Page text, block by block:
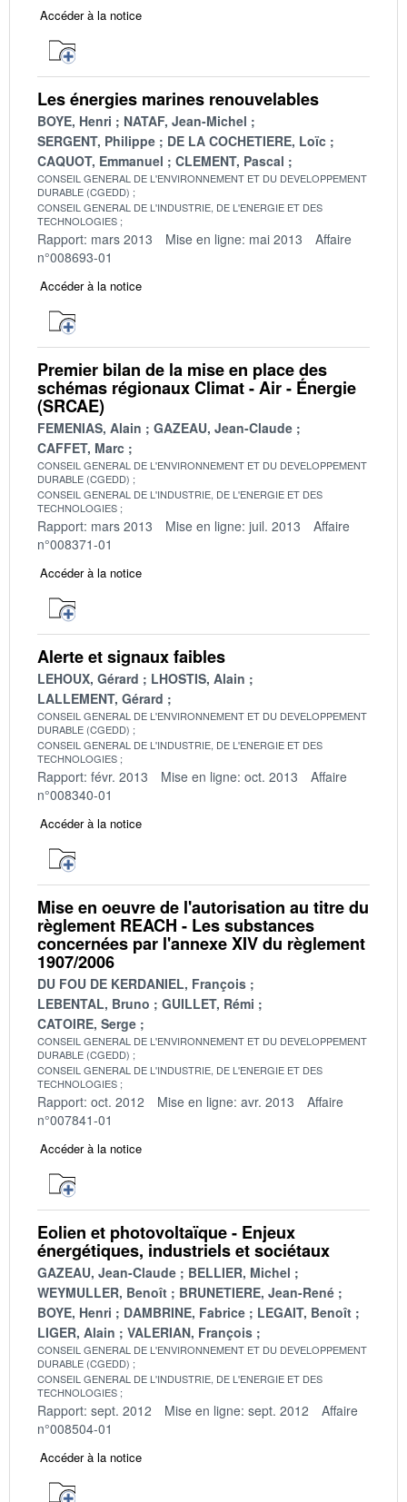
Accéder à la notice
Les énergies marines renouvelables
BOYE, Henri
NATAF, Jean-Michel
SERGENT, Philippe
DE LA COCHETIERE, Loïc
CAQUOT, Emmanuel
CLEMENT, Pascal
CONSEIL GENERAL DE L'ENVIRONNEMENT ET DU DEVELOPPEMENT
DURABLE (CGEDD)
CONSEIL GENERAL DE L'INDUSTRIE, DE L'ENERGIE ET DES
TECHNOLOGIES
Rapport: mars 2013 Mise en ligne: mai 2013
Affaire
n°008693-01
Accéder à la notice
Premier bilan de la mise en place des
schémas régionaux Climat - Air - Énergie
(SRCAE)
FEMENIAS, Alain
GAZEAU, Jean-Claude
CAFFET, Marc
CONSEIL GENERAL DE L'ENVIRONNEMENT ET DU DEVELOPPEMENT
DURABLE (CGEDD)
CONSEIL GENERAL DE L'INDUSTRIE, DE L'ENERGIE ET DES
TECHNOLOGIES
Rapport: mars 2013 Mise en ligne: juil. 2013
Affaire
n°008371-01
Accéder à la notice
Alerte et signaux faibles
LEHOUX, Gérard
LHOSTIS, Alain
LALLEMENT, Gérard
CONSEIL GENERAL DE L'ENVIRONNEMENT ET DU DEVELOPPEMENT
DURABLE (CGEDD)
CONSEIL GENERAL DE L'INDUSTRIE, DE L'ENERGIE ET DES
TECHNOLOGIES
Rapport: févr. 2013 Mise en ligne: oct. 2013
Affaire
n°008340-01
Accéder à la notice
Mise en oeuvre de l'autorisation au titre du
règlement REACH - Les substances
concernées par l'annexe XIV du règlement
1907/2006
DU FOU DE KERDANIEL, François
LEBENTAL, Bruno
GUILLET, Rémi
CATOIRE, Serge
CONSEIL GENERAL DE L'ENVIRONNEMENT ET DU DEVELOPPEMENT
DURABLE (CGEDD)
CONSEIL GENERAL DE L'INDUSTRIE, DE L'ENERGIE ET DES
TECHNOLOGIES
Rapport: oct. 2012 Mise en ligne: avr. 2013
Affaire
n°007841-01
Accéder à la notice
Eolien et photovoltaïque - Enjeux
énergétiques, industriels et sociétaux
GAZEAU, Jean-Claude
BELLIER, Michel
WEYMULLER, Benoît
BRUNETIERE, Jean-René
BOYE, Henri
DAMBRINE, Fabrice
LEGAIT, Benoît
LIGER, Alain
VALERIAN, François
CONSEIL GENERAL DE L'ENVIRONNEMENT ET DU DEVELOPPEMENT
DURABLE (CGEDD)
CONSEIL GENERAL DE L'INDUSTRIE, DE L'ENERGIE ET DES
TECHNOLOGIES
Rapport: sept. 2012 Mise en ligne: sept. 2012
Affaire
n°008504-01
Accéder à la notice